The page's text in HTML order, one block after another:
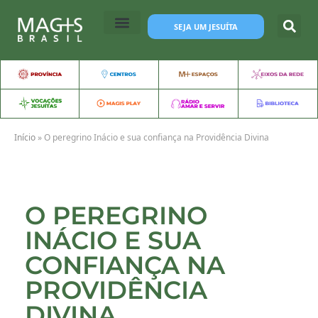
SEJA UM JESUÍTA
Início »O peregrino Inácio e sua confiança na Providência Divina
O PEREGRINO
INÁCIO E SUA
CONFIANÇA NA
PROVIDÊNCIA